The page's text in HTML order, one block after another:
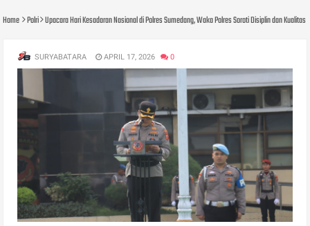
Home Polri Upacara Hari Kesadaran Nasional di Polres Sumedang, Waka Polres Soroti Disiplin dan Kualitas
SURYABATARA APRIL 17, 2026 0